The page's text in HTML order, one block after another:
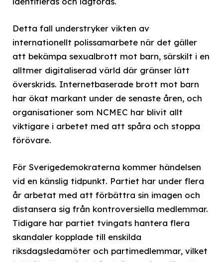
Detta fall understryker vikten av
internationellt polissamarbete när det gäller
att bekämpa sexualbrott mot barn, särskilt i en
alltmer digitaliserad värld där gränser lätt
överskrids. Internetbaserade brott mot barn
har ökat markant under de senaste åren, och
organisationer som NCMEC har blivit allt
viktigare i arbetet med att spåra och stoppa
förövare.
För Sverigedemokraterna kommer händelsen
vid en känslig tidpunkt. Partiet har under flera
år arbetat med att förbättra sin imagen och
distansera sig från kontroversiella medlemmar.
Tidigare har partiet tvingats hantera flera
skandaler kopplade till enskilda
riksdagsledamöter och partimedlemmar, vilket